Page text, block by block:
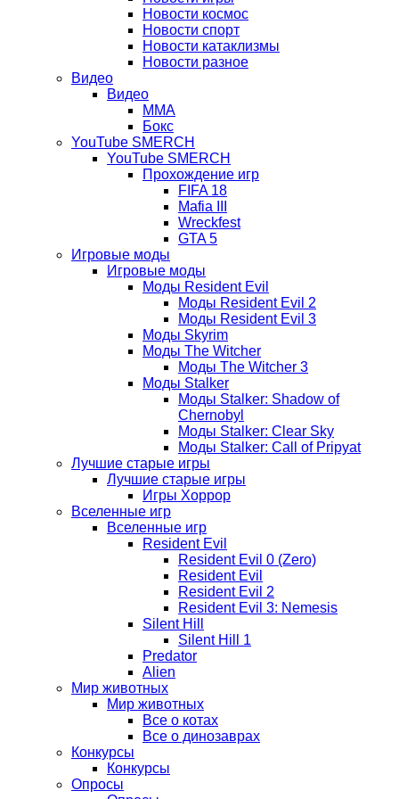
Новости космос
Новости спорт
Новости катаклизмы
Новости разное
Видео
Видео
ММА
Бокс
YouTube SMERCH
YouTube SMERCH
Прохождение игр
FIFA 18
Mafia III
Wreckfest
GTA 5
Игровые моды
Игровые моды
Моды Resident Evil
Моды Resident Evil 2
Моды Resident Evil 3
Моды Skyrim
Моды The Witcher
Моды The Witcher 3
Моды Stalker
Моды Stalker: Shadow of
Chernobyl
Моды Stalker: Clear Sky
Моды Stalker: Call of Pripyat
Лучшие старые игры
Лучшие старые игры
Игры Хоррор
Вселенные игр
Вселенные игр
Resident Evil
Resident Evil 0 (Zero)
Resident Evil
Resident Evil 2
Resident Evil 3: Nemesis
Silent Hill
Silent Hill 1
Predator
Alien
Мир животных
Мир животных
Все о котах
Все о динозаврах
Конкурсы
Конкурсы
Опросы